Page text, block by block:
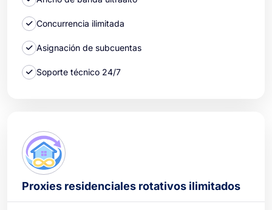
Concurrencia ilimitada
Asignación de subcuentas
Soporte técnico 24/7
Proxies residenciales rotativos ilimitados